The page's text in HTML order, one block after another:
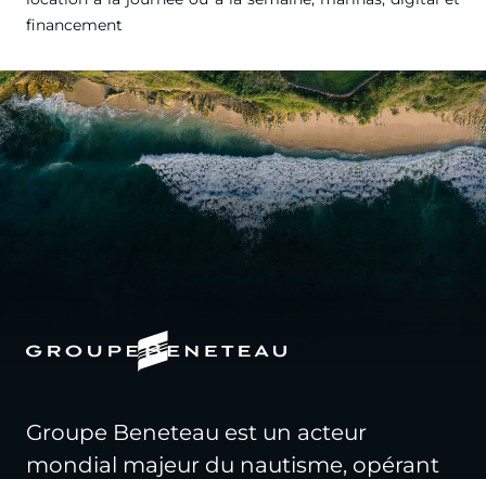
financement
Groupe Beneteau est un acteur
mondial majeur du nautisme, opérant